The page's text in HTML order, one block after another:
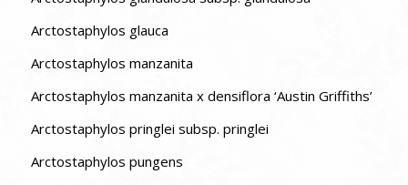
Arctostaphylos glauca
Arctostaphylos manzanita
Arctostaphylos manzanita x densiflora ‘Austin Griffiths’
Arctostaphylos pringlei subsp. pringlei
Arctostaphylos pungens